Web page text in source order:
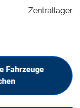
Zentrallager
Fahrzeuge